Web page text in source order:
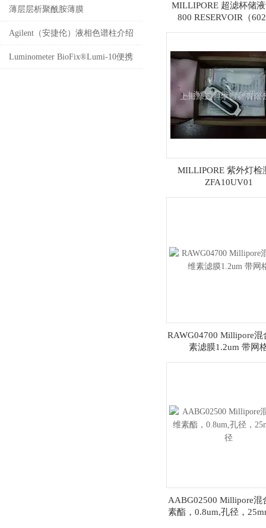
测发展论坛”
薄层层析聚酰胺薄膜
Agilent（安捷伦）液相色谱柱介绍
Luminometer BioFix®Lumi-10便携
MILLIPORE 超滤杯储
800 RESERVOIR（
MILLIPORE 紫外灯检
ZFA10UV01
RAWG04700 Millipore混
素滤膜1.2um 带网
AABG02500 Millipore混
素酯，0.8um,孔径，